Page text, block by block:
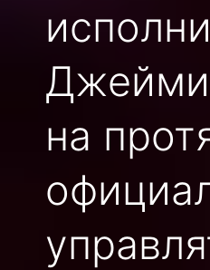
Джейми
на